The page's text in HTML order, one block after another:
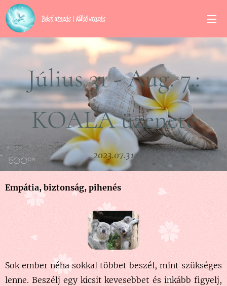
Belső utazás | Külső utazás
Július 31 - Aug. 7.:
KOALA üzenete
2023.07.31
Empátia, biztonság, pihenés
Sok ember néha sokkal többet beszél, mint szükséges
lenne. Beszélj egy kicsit kevesebbet és inkább figyelj,